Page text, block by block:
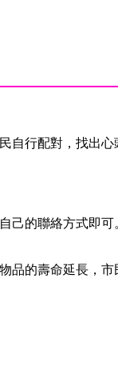
自行配對，找出心
己的聯絡方式即可
品的壽命延長，